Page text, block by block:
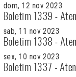
dom, 12 nov 2023
Boletim 1339 -
sab, 11 nov 2023
Boletim 1338 -
sex, 10 nov 2023
Boletim 1337 -